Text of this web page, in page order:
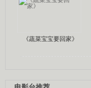
《蔬菜宝宝要回家》